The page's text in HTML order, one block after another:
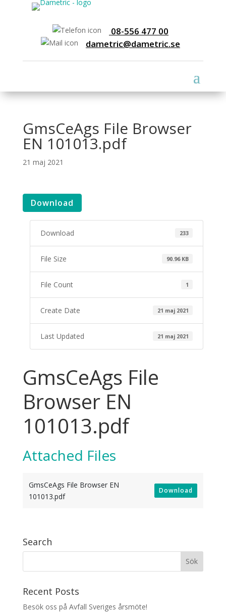
08-556 477 00
dametric@dametric.se
GmsCeAgs File Browser
EN 101013.pdf
21 maj 2021
Download
Download 233
File Size 90.96 KB
File Count 1
Create Date 21 maj 2021
Last Updated 21 maj 2021
GmsCeAgs File
Browser EN
101013.pdf
Attached Files
GmsCeAgs File Browser EN
101013.pdf
Download
Search
Recent Posts
Besök oss på Avfall Sveriges årsmöte!